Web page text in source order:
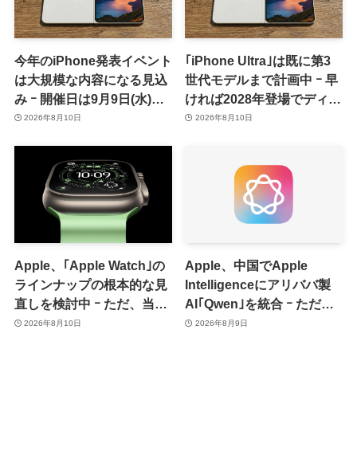
今年のiPhone発表イベント
は大規模な内容になる見込
み ｰ 開催日は9月9日(水)、
予約受付開始日は9月12日
2026年8月10日
｢iPhone Ultra｣は既に第3
世代モデルまで計画中 ｰ 早
ければ2028年登場でディス
プレイが僅かに大型化
2026年8月10日
Apple、｢Apple Watch｣の
ラインナップの根本的な見
直しを検討中 ｰ ただ、当面
は控えめなアップグレード
2026年8月10日
Apple、中国でApple
Intelligenceにアリババ製
AI｢Qwen｣を統合 ｰ ただ、
ユーザーガイドを公開後に
2026年8月9日